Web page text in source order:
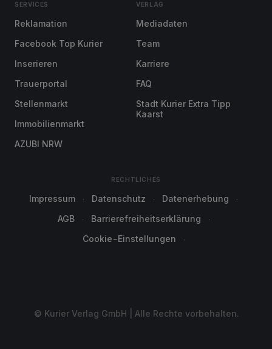
SERVICES
Reklamation
Facebook Top Kurier
Inserieren
Trauerportal
Stellenmarkt
Immobilienmarkt
AZUBI NRW
VERLAG
Mediadaten
Team
Karriere
FAQ
Stadt Kurier Extra Tipp
Kaarst
RECHTLICHES
Impressum Datenschutz
Datenerhebung
AGB
Barrierefreiheitserklärung
Cookie-Einstellungen
© Kurier Verlag GmbH | Alle Rechte vorbehalten.